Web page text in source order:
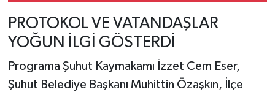
PROTOKOL VE VATANDAŞLAR
YOĞUN İLGİ GÖSTERDİ
Programa Şuhut Kaymakamı İzzet Cem Eser,
Şuhut Belediye Başkanı Muhittin Özaşkın, İlçe